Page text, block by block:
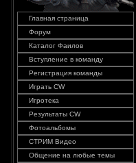
Главная страница
Форум
Каталог Фаилов
Вступление в команду
Регистрация команды
Играть CW
Игротека
Результаты CW
Фотоальбомы
СТРИМ Видео
Общение на любые темы